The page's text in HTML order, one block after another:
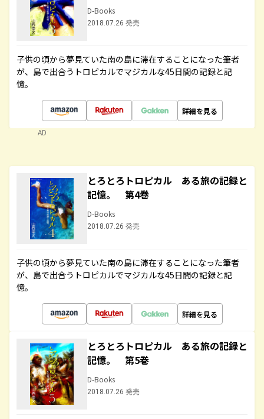
D-Books
2018.07.26 発売
子供の頃から夢見ていた南の島に滞在することになった筆者
が、島で出合うトロピカルでマジカルな45日間の記録と記
憶。
詳細を見る
AD
とろとろトロピカル ある旅の記録と
記憶。 第4巻
D-Books
2018.07.26 発売
子供の頃から夢見ていた南の島に滞在することになった筆者
が、島で出合うトロピカルでマジカルな45日間の記録と記
憶。
詳細を見る
とろとろトロピカル ある旅の記録と
記憶。 第5巻
D-Books
2018.07.26 発売